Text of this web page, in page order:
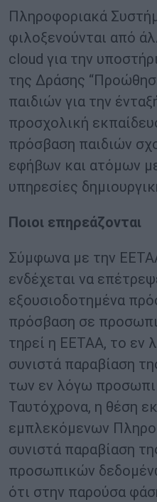
Πληροφοριακά
φιλοξενούνται από
cloud για την
της Δράσης
παιδιών για την
προσχολική
πρόσβαση παιδιών
εφήβων και ατόμων
υπηρεσίες
Ποιοι επηρεάζονται
Σύμφωνα με την
ενδέχεται να
εξουσιοδοτημένα
πρόσβαση σε
τηρεί η ΕΕΤΑΑ, το εν
συνιστά παραβίαση
των εν λόγω
Ταυτόχρονα, η θέση
εμπλεκόμενων
συνιστά παραβίαση
προσωπικών
ότι στην παρούσα